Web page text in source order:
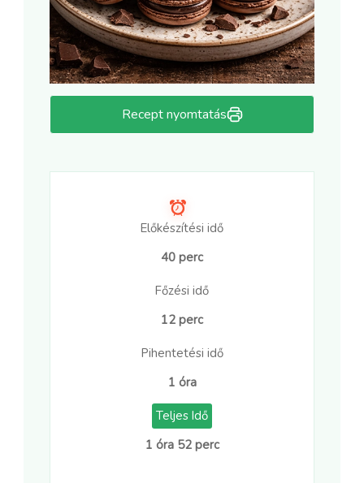
Recept nyomtatás
Előkészítési idő
40 perc
Főzési idő
12 perc
Pihentetési idő
1 óra
Teljes Idő
1 óra 52 perc